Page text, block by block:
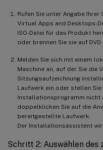
Rufen Sie unter Angabe
Virtual Apps and Desktops-
ISO-Datei für das Produkt
oder brennen Sie sie auf DVD.
Melden Sie sich mit einem
Maschine an, auf der Sie die
Sitzungsaufzeichnung
Laufwerk ein oder stellen Sie
Installationsprogramm nicht
doppelklicken Sie auf die
bereitgestellte Laufwerk.
Der Installationsassistent
Schritt 2: Auswählen